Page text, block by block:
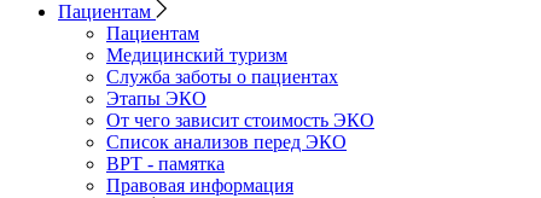
Пациентам
Пациентам
Медицинский туризм
Служба заботы о пациентах
Этапы ЭКО
От чего зависит стоимость ЭКО
Список анализов перед ЭКО
ВРТ - памятка
Правовая информация